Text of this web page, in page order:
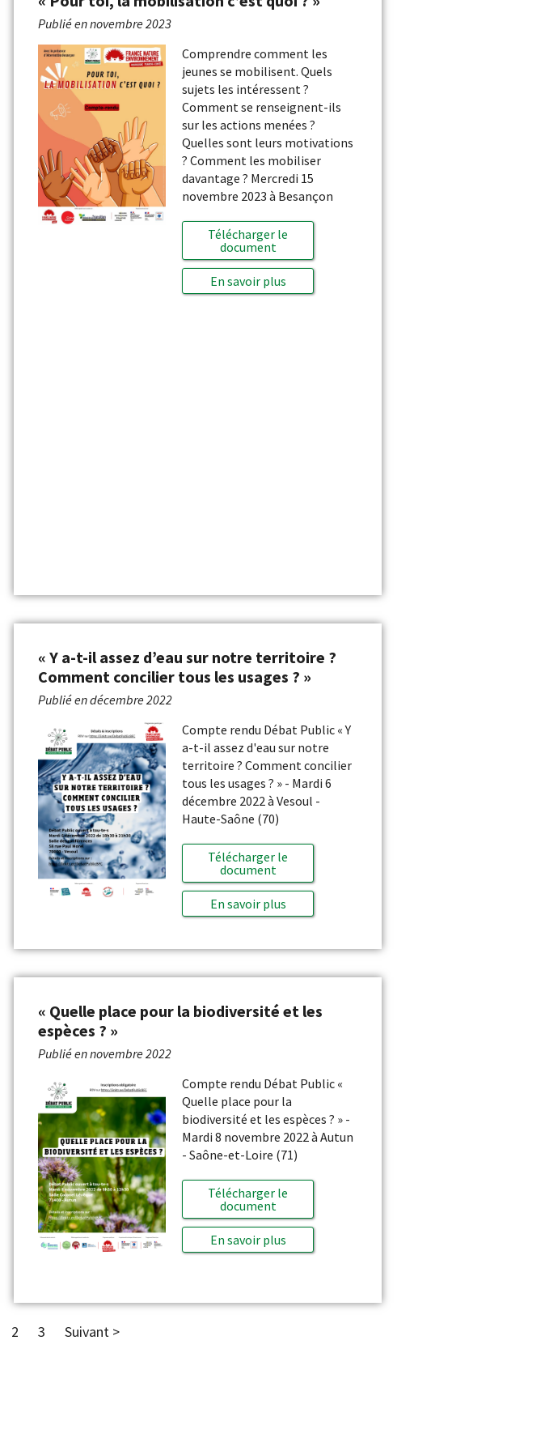
Publié ennovembre 2023
Comprendre comment les
jeunes se mobilisent. Quels
sujets les intéressent ?
Comment se renseignent-ils
sur les actions menées ?
Quelles sont leurs motivations
? Comment les mobiliser
davantage ? Mercredi 15
novembre 2023 à Besançon
Télécharger le
document
En savoir plus
« Y a-t-il assez d’eau sur notre territoire ?
Comment concilier tous les usages ? »
Publié endécembre 2022
Compte rendu Débat Public « Y
a-t-il assez d'eau sur notre
territoire ? Comment concilier
tous les usages ? » - Mardi 6
décembre 2022 à Vesoul -
Haute-Saône (70)
Télécharger le
document
En savoir plus
« Quelle place pour la biodiversité et les
espèces ? »
Publié ennovembre 2022
Compte rendu Débat Public «
Quelle place pour la
biodiversité et les espèces ? » -
Mardi 8 novembre 2022 à Autun
- Saône-et-Loire (71)
Télécharger le
document
En savoir plus
2 3 Suivant >